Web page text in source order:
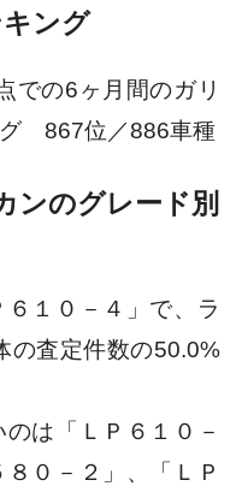
ング
での6ヶ月間のガリ
グ 867位／886車種
ンのグレード別
１０－４」で、ラ
の査定件数の50.0%
は「ＬＰ６１０－
０－２」、「ＬＰ